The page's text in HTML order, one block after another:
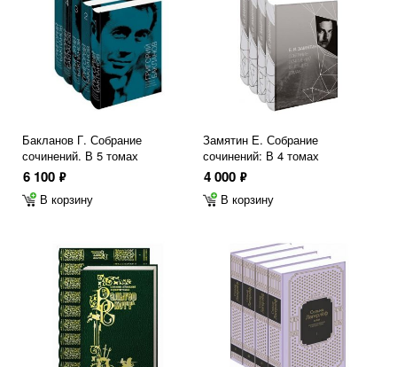
Бакланов Г. Собрание
сочинений. В 5 томах
6 100 ф
В корзину
Замятин Е. Собрание
сочинений: В 4 томах
4 000 ф
В корзину